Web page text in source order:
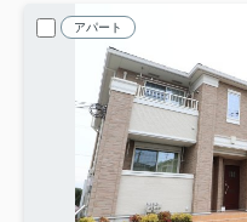
アパート